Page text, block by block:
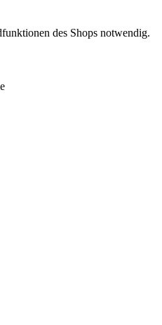
des Shops notwendig.